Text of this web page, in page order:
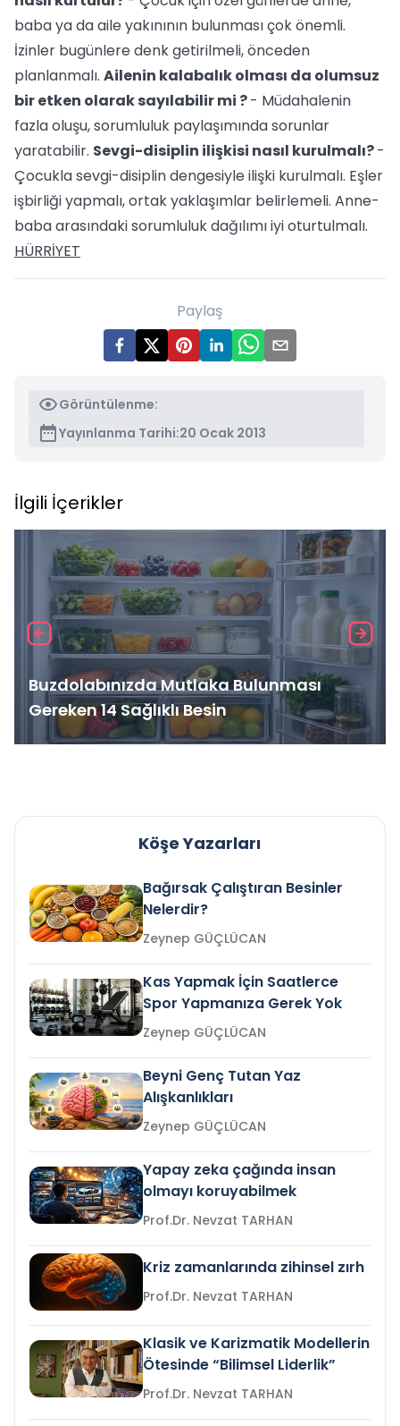
baba ya da aile yakınının bulunması çok önemli.
İzinler bugünlere denk getirilmeli, önceden
planlanmalı. Ailenin kalabalık olması da olumsuz
bir etken olarak sayılabilir mi ?- Müdahalenin
fazla oluşu, sorumluluk paylaşımında sorunlar
yaratabilir. Sevgi-disiplin ilişkisi nasıl kurulmalı?-
Çocukla sevgi-disiplin dengesiyle ilişki kurulmalı. Eşler
işbirliği yapmalı, ortak yaklaşımlar belirlemeli. Anne-
baba arasındaki sorumluluk dağılımı iyi oturtulmalı.
HÜRRİYET
Paylaş
Görüntülenme:
Yayınlanma Tarihi:20 Ocak 2013
İlgili İçerikler
Buzdolabınızda Mutlaka Bulunması
Gereken 14 Sağlıklı Besin
Köşe Yazarları
Bağırsak Çalıştıran Besinler
Nelerdir?
Zeynep GÜÇLÜCAN
Kas Yapmak İçin Saatlerce
Spor Yapmanıza Gerek Yok
Zeynep GÜÇLÜCAN
Beyni Genç Tutan Yaz
Alışkanlıkları
Zeynep GÜÇLÜCAN
Yapay zeka çağında insan
olmayı koruyabilmek
Prof.Dr. Nevzat TARHAN
Kriz zamanlarında zihinsel zırh
Prof.Dr. Nevzat TARHAN
Klasik ve Karizmatik Modellerin
Ötesinde “Bilimsel Liderlik”
Prof.Dr. Nevzat TARHAN